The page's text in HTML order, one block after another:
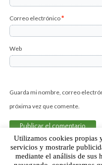
Correo electrónico*
Web
Guarda mi nombre, correo
próxima vez que comente.
Sobre Humor Fútbol
Utilizamos cookies propias
servicios y mostrarle
mediante el análisis de sus